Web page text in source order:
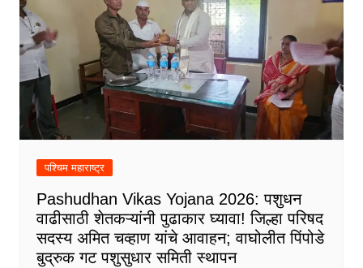
पश्चिम महाराष्ट्र
Pashudhan Vikas Yojana 2026: पशुधन
वाढीसाठी शेतकऱ्यांनी पुढाकार घ्यावा! जिल्हा परिषद
सदस्य अमित चव्हाण यांचे आवाहन; वाघोलीत पिंपोडे
बुद्रुक गट पशुसुधार समिती स्थापन